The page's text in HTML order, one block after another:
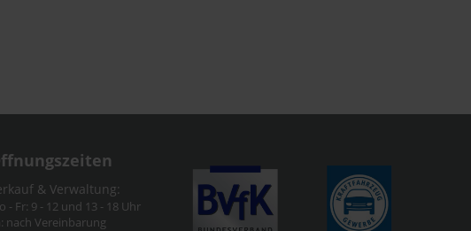
& Verwaltung:
- Fr: 9 - 12 und 13 - 18 Uhr
nach Vereinbarung